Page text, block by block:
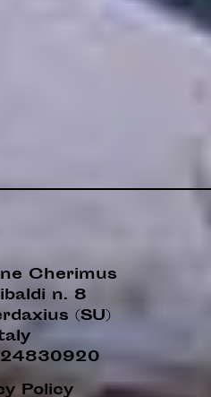
Cherimus
n. 8
(SU)
Policy